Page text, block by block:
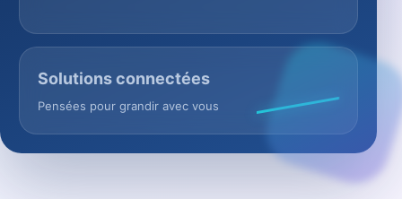
Solutions connectées
Pensées pour grandir avec vous